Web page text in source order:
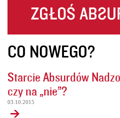
CO NOWEGO?
Starcie Absurdów
czy na „nie”?
03.10.2015